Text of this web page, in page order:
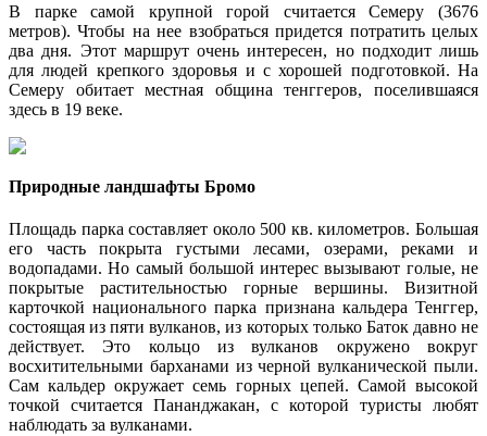
В парке самой крупной горой считается Семеру (3676
метров). Чтобы на нее взобраться придется потратить целых
два дня. Этот маршрут очень интересен, но подходит лишь
для людей крепкого здоровья и с хорошей подготовкой. На
Семеру обитает местная община тенггеров, поселившаяся
здесь в 19 веке.
Природные ландшафты Бромо
Площадь парка составляет около 500 кв. километров. Большая
его часть покрыта густыми лесами, озерами, реками и
водопадами. Но самый большой интерес вызывают голые, не
покрытые растительностью горные вершины. Визитной
карточкой национального парка признана кальдера Тенггер,
состоящая из пяти вулканов, из которых только Баток давно не
действует. Это кольцо из вулканов окружено вокруг
восхитительными барханами из черной вулканической пыли.
Сам кальдер окружает семь горных цепей. Самой высокой
точкой считается Пананджакан, с которой туристы любят
наблюдать за вулканами.